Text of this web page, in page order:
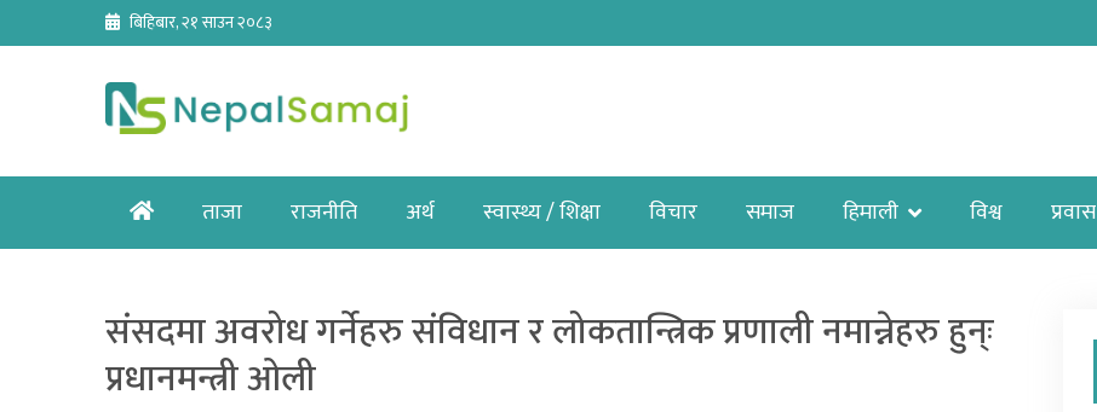
content
बिहिबार, २१ साउन २०८३
Homeताजा राजनीति अर्थ स्वास्थ्य / शिक्षा विचार समाज हिमाली विश्व प्रवास
संसदमा अवरोध गर्नेहरु संविधान र लोकतान्त्रिक प्रणाली नमान्नेहरु हुन्ः
प्रधानमन्त्री ओली